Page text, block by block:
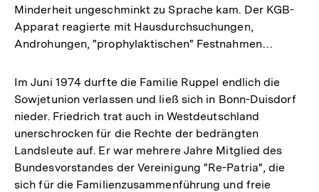
Minderheit ungeschminkt zu Sprache kam. Der KGB-
Apparat reagierte mit Hausdurchsuchungen,
Androhungen, "prophylaktischen" Festnahmen…
Im Juni 1974 durfte die Familie Ruppel endlich die
Sowjetunion verlassen und ließ sich in Bonn-Duisdorf
nieder. Friedrich trat auch in Westdeutschland
unerschrocken für die Rechte der bedrängten
Landsleute auf. Er war mehrere Jahre Mitglied des
Bundesvorstandes der Vereinigung "Re-Patria", die
sich für die Familienzusammenführung und freie